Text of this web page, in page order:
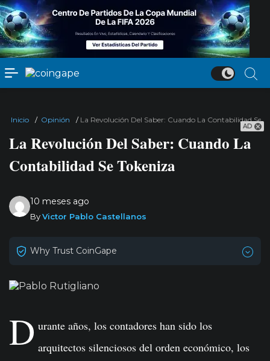
AD
Inicio / Opinión / La Revolución Del Saber: Cuando La Contabilidad Se
La Revolución Del Saber: Cuando La
Contabilidad Se Tokeniza
10 meses ago
ByVictor Pablo Castellanos
Why Trust CoinGape
D urante años, los contadores han sido los
arquitectos silenciosos del orden económico, los